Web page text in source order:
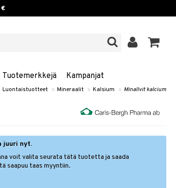
Tuotemerkkejä Kampanjat
Luontaistuotteet » Mineraalit » Kalsium » Minallvit kalcium
juuri nyt.
voit valita seurata tätä tuotetta ja saada
saapuu taas myyntiin.